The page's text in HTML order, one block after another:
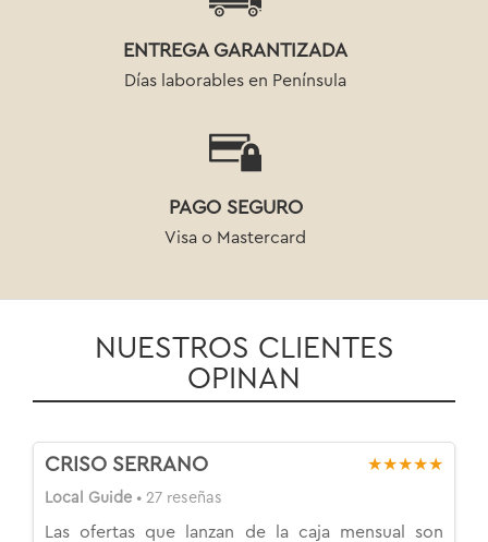
ENTREGA GARANTIZADA
Días laborables en Península
PAGO SEGURO
Visa o Mastercard
NUESTROS CLIENTES
OPINAN
CRISO SERRANO ★★★★★
Local Guide • 27 reseñas
Las ofertas que lanzan de la caja mensual son